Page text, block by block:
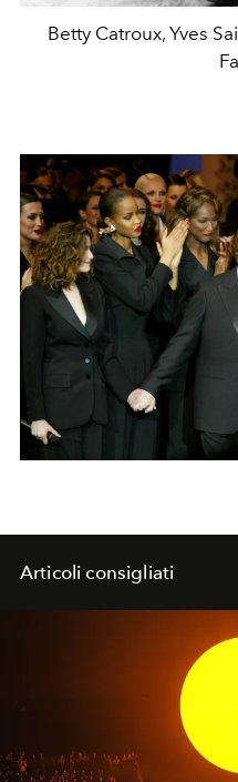
Betty Catroux, Yves
Articoli consigliati